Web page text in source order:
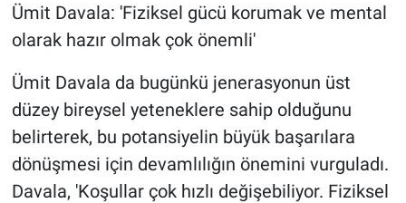
Ümit Davala: 'Fiziksel gücü korumak ve mental
olarak hazır olmak çok önemli'
Ümit Davala da bugünkü jenerasyonun üst
düzey bireysel yeteneklere sahip olduğunu
belirterek, bu potansiyelin büyük başarılara
dönüşmesi için devamlılığın önemini vurguladı.
Davala, 'Koşullar çok hızlı değişebiliyor. Fiziksel